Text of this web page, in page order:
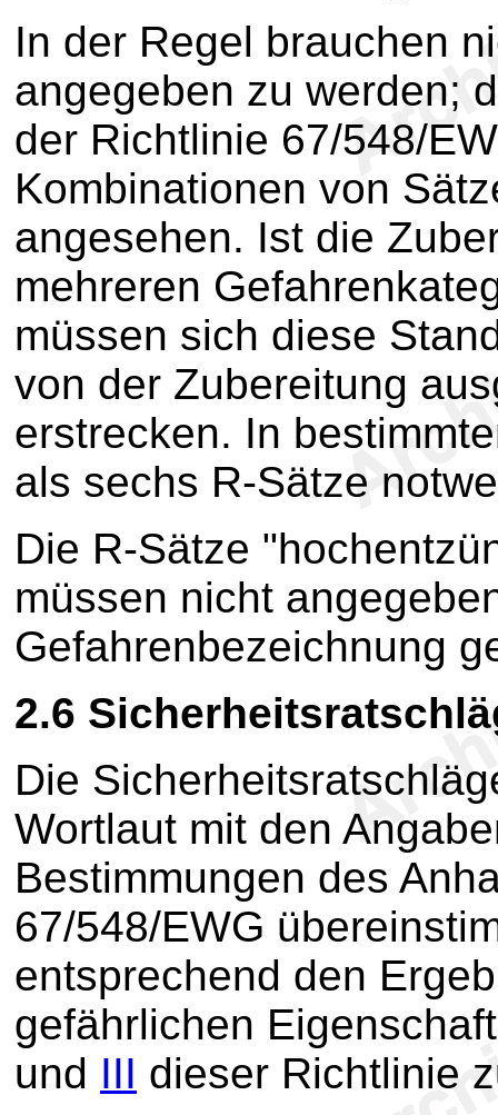
In der Regel brauchen
angegeben zu werden;
der Richtlinie 67/548/
Kombinationen von
angesehen. Ist die
mehreren
müssen sich diese
von der Zubereitung
erstrecken. In
als sechs R-Sätze
Die R-Sätze
müssen nicht
Gefahrenbezeichnung
2.6
Die
Wortlaut mit den
Bestimmungen des
67/548/EWG
entsprechend den
gefährlichen
und III dieser Richtlinie